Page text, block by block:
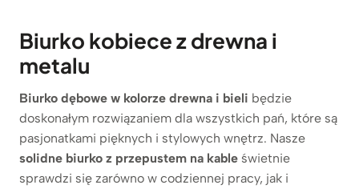
Biurko kobiece z drewna i
metalu
Biurko dębowe w kolorze drewna i bieli będzie
doskonałym rozwiązaniem dla wszystkich pań, które są
pasjonatkami pięknych i stylowych wnętrz. Nasze
solidne biurko z przepustem na kable świetnie
sprawdzi się zarówno w codziennej pracy, jak i